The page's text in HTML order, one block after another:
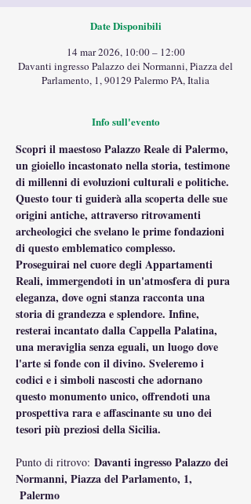
Date Disponibili
14 mar 2026, 10:00 – 12:00
Davanti ingresso Palazzo dei Normanni, Piazza del
Parlamento, 1, 90129 Palermo PA, Italia
Info sull'evento
Scopri il maestoso Palazzo Reale di Palermo,
un gioiello incastonato nella storia, testimone
di millenni di evoluzioni culturali e politiche.
Questo tour ti guiderà alla scoperta delle sue
origini antiche, attraverso ritrovamenti
archeologici che svelano le prime fondazioni
di questo emblematico complesso.
Proseguirai nel cuore degli Appartamenti
Reali, immergendoti in un'atmosfera di pura
eleganza, dove ogni stanza racconta una
storia di grandezza e splendore. Infine,
resterai incantato dalla Cappella Palatina,
una meraviglia senza eguali, un luogo dove
l'arte si fonde con il divino. Sveleremo i
codici e i simboli nascosti che adornano
questo monumento unico, offrendoti una
prospettiva rara e affascinante su uno dei
tesori più preziosi della Sicilia.
Punto di ritrovo: Davanti ingresso Palazzo dei
Normanni, Piazza del Parlamento, 1,
Palermo